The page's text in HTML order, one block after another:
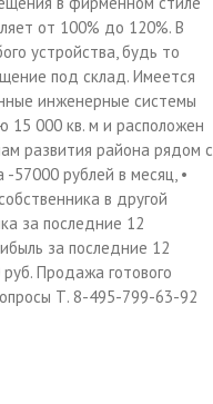
от 100% до 120%. В
устройства, будь то
под склад. Имеется
инженерные системы
15 000 кв. м и расположен
развития района рядом с
57000 рублей в месяц, •
в другой
за последние 12
за последние 12
Продажа готового
Т. 8-495-799-63-92